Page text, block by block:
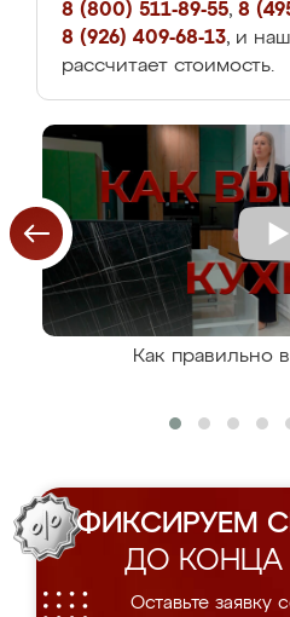
8 (800) 511-89-55, 8
8 (926) 409-68-13, и
рассчитает стоимость.
Как правильно
ФИКСИРУЕМ
ДО КОНЦА
Оставьте заявку